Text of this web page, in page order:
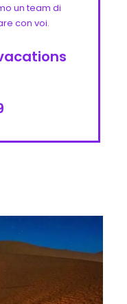
un team di
con voi.